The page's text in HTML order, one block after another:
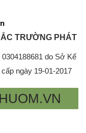
TRƯỜNG PHÁT
do Sở Kế
ngày 19-01-2017